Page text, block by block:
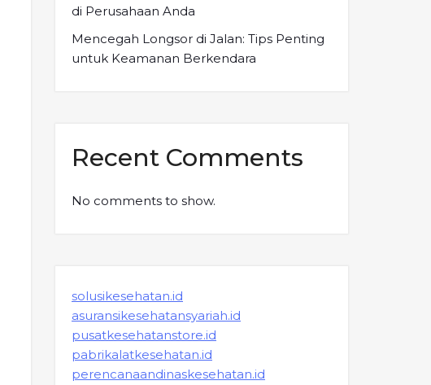
di Perusahaan Anda
Mencegah Longsor di Jalan: Tips Penting
untuk Keamanan Berkendara
Recent Comments
No comments to show.
solusikesehatan.id
asuransikesehatansyariah.id
pusatkesehatanstore.id
pabrikalatkesehatan.id
perencanaandinaskesehatan.id